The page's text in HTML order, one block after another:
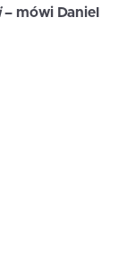
– mówi Daniel